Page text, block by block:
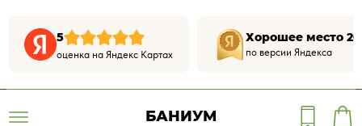
5
оценка на Яндекс Картах
Хорошее место
по версии Яндекса
БАНИУМ